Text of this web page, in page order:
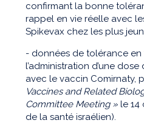
confirmant la bonne
rappel en vie réelle avec
Spikevax chez les plus
- données de tolérance
l’administration d’une
avec le vaccin Comirnaty,
Vaccines and Related
Committee Meeting » le 14
de la santé israélien).